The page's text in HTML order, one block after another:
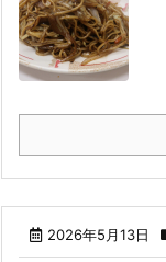
2026年5月13日